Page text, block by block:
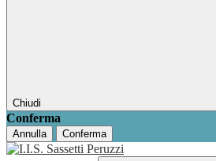
Chiudi
Conferma
Annulla Conferma